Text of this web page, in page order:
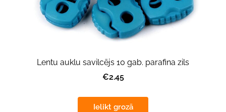
Lentu auklu savilcējs 10 gab. parafina zils
€2.45
Ielikt grozā